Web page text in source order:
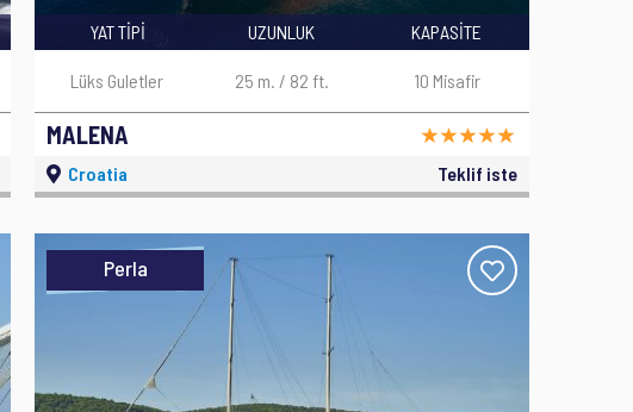
MALENA
YAT TİPİ
Lüks Guletler
UZUNLUK
25 m. / 82 ft.
KAPASİTE
10 Misafir
Croatia Teklif iste
Perla